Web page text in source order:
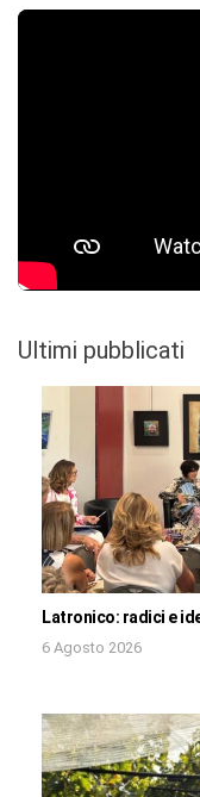
Ultimi pubblicati
Latronico: radici e
6 Agosto 2026